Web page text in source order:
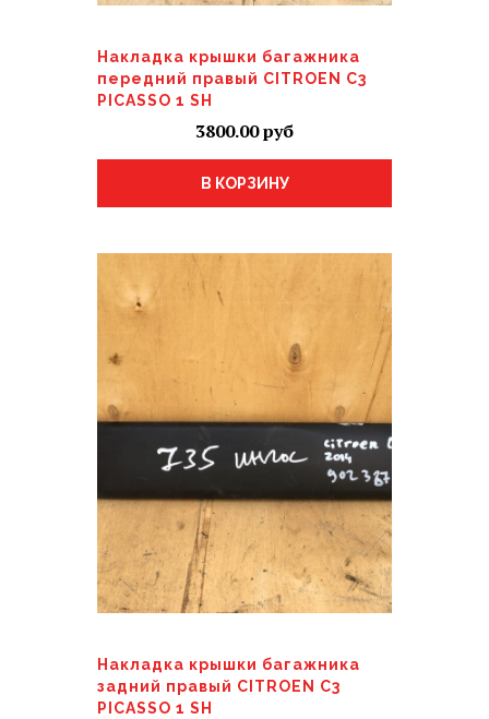
Накладка крышки багажника
передний правый CITROEN C3
PICASSO 1 SH
3800.00
В КОРЗИНУ
Накладка крышки багажника
задний правый CITROEN C3
PICASSO 1 SH